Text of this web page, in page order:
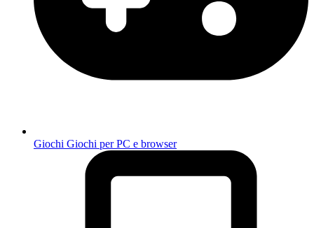
Giochi Giochi per PC e browser